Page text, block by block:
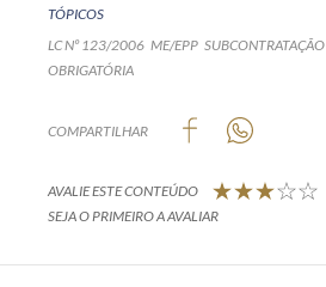
TÓPICOS
LC Nº 123/2006 ME/EPP SUBCONTRATAÇÃO
OBRIGATÓRIA
COMPARTILHAR
AVALIE ESTE CONTEÚDO
SEJA O PRIMEIRO A AVALIAR